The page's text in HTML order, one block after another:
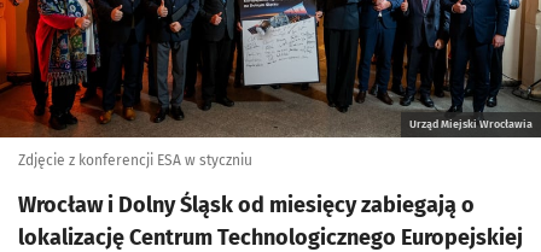
Urząd Miejski Wrocławia
Zdjęcie z konferencji ESA w styczniu
Wrocław i Dolny Śląsk od miesięcy zabiegają o
lokalizację Centrum Technologicznego Europejskiej